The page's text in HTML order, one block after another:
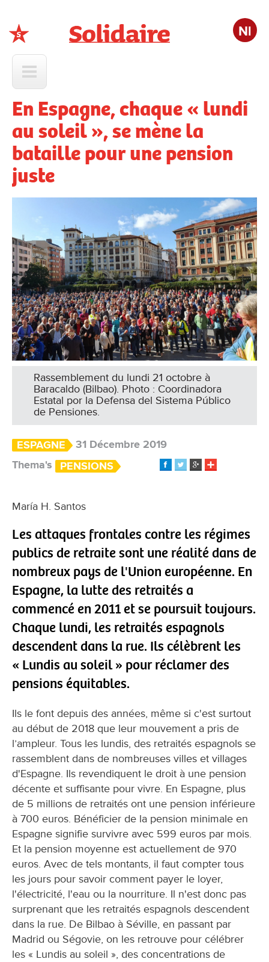
Nl
En Espagne, chaque « lundi
au soleil », se mène la
bataille pour une pension
juste
Rassemblement du lundi 21 octobre à
Baracaldo (Bilbao). Photo : Coordinadora
Estatal por la Defensa del Sistema Público
de Pensiones.
ESPAGNE
31 Décembre 2019
Thema's
PENSIONS
María H. Santos
Les attaques frontales contre les régimes
publics de retraite sont une réalité dans de
nombreux pays de l'Union européenne. En
Espagne, la lutte des retraités a
commencé en 2011 et se poursuit toujours.
Chaque lundi, les retraités espagnols
descendent dans la rue. Ils célèbrent les
« Lundis au soleil » pour réclamer des
pensions équitables.
Ils le font depuis des années, même si c'est surtout
au début de 2018 que leur mouvement a pris de
l’ampleur. Tous les lundis, des retraités espagnols se
rassemblent dans de nombreuses villes et villages
d'Espagne. Ils revendiquent le droit à une pension
décente et suffisante pour vivre. En Espagne, plus
de 5 millions de retraités ont une pension inférieure
à 700 euros. Bénéficier de la pension minimale en
Espagne signifie survivre avec 599 euros par mois.
Et la pension moyenne est actuellement de 970
euros. Avec de tels montants, il faut compter tous
les jours pour savoir comment payer le loyer,
l'électricité, l'eau ou la nourriture. Il n'est donc pas
surprenant que les retraités espagnols descendent
dans la rue. De Bilbao à Séville, en passant par
Madrid ou Ségovie, on les retrouve pour célébrer
les « Lundis au soleil », des concentrations de